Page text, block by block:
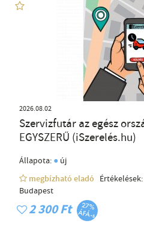
2026.08.02
Szervizfutár az egész országban!
EGYSZERŰ (iSzerelés.hu)
Állapota: ● új
megbízható eladó
Értékelések:
Budapest
2 300 Ft